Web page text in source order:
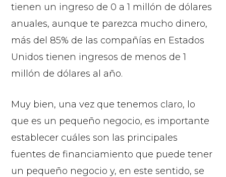
tienen un ingreso de 0 a 1 millón de dólares
anuales, aunque te parezca mucho dinero,
más del 85% de las compañías en Estados
Unidos tienen ingresos de menos de 1
millón de dólares al año.
Muy bien, una vez que tenemos claro, lo
que es un pequeño negocio, es importante
establecer cuáles son las principales
fuentes de financiamiento que puede tener
un pequeño negocio y, en este sentido, se